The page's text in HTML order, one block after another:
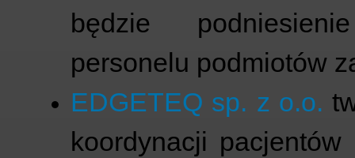
będzie
personelu podmiotów
EDGETEQ sp. z o.o.
koordynacji